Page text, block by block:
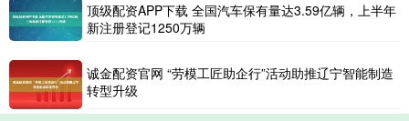
顶级配资APP下载 全国汽车保有量达3.59亿辆，上半年
新注册登记1250万辆
诚金配资官网 “劳模工匠助企行”活动助推辽宁智能制造
转型升级